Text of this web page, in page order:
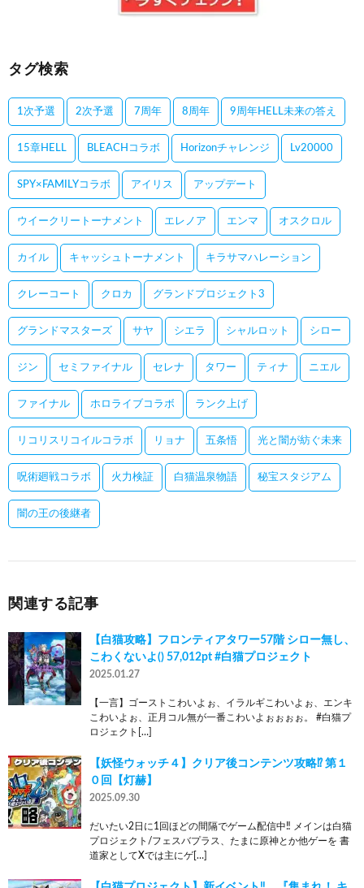
タグ検索
1次予選 2次予選 7周年 8周年 9周年HELL未来の答え
15章HELL BLEACHコラボ Horizonチャレンジ Lv20000
SPY×FAMILYコラボ アイリス アップデート
ウイークリートーナメント エレノア エンマ オスクロル
カイル キャッシュトーナメント キラサマハレーション
クレーコート クロカ グランドプロジェクト3
グランドマスターズ サヤ シエラ シャルロット シロー
ジン セミファイナル セレナ タワー ティナ ニエル
ファイナル ホロライブコラボ ランク上げ
リコリスリコイルコラボ リョナ 五条悟 光と闇が紡ぐ未来
呪術廻戦コラボ 火力検証 白猫温泉物語 秘宝スタジアム
闇の王の後継者
関連する記事
【白猫攻略】フロンティアタワー57階 シロー無し、
こわくないよ() 57,012pt #白猫プロジェクト
2025.01.27
【一言】ゴーストこわいよぉ、イラルギこわいよぉ、エンキ
こわいよぉ、正月コル無が一番こわいよぉぉぉぉ。 #白猫プ
ロジェクト[…]
【妖怪ウォッチ４】クリア後コンテンツ攻略⁉ 第１
０回【灯赫】
2025.09.30
だいたい2日に1回ほどの間隔でゲーム配信中‼ メインは白猫
プロジェクト/フェスバプラス、たまに原神とか他ゲーを 書
道家としてXでは主にゲ[…]